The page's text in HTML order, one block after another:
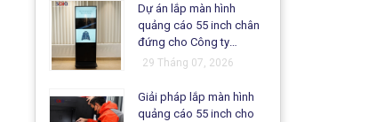
Dự án lắp màn hình
quảng cáo 55 inch chân
đứng cho Công ty
Matsuo
29 Tháng 07, 2026
Giải pháp lắp màn hình
quảng cáo 55 inch cho